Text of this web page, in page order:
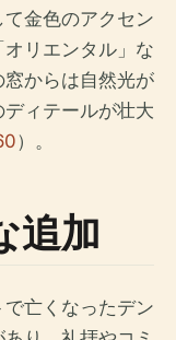
金色のアクセン
リエンタル」な
からは自然光が
ィテールが壮大
）。
追加
亡くなったデン